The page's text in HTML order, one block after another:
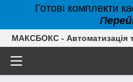
Готові комплекти
МАКСБОКС - Автоматизація